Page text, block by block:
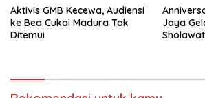
Aktivis GMB Kecewa, Audiensi
ke Bea Cukai Madura Tak
Ditemui
Jaya